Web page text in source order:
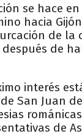
se hace
hacia
de la
de
interés
San Juan
de